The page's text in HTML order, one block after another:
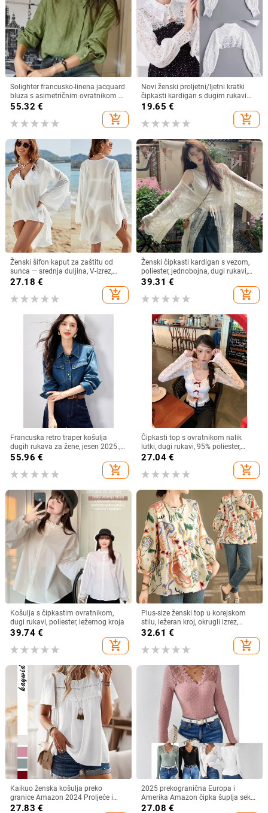
Solighter francusko-linena jacquard
bluza s asimetričnim ovratnikom za
žene, dugi rukavi, proljeće 2026
55.32 €
add_shopping_cart
Novi ženski proljetni/ljetni kratki
čipkasti kardigan s dugim rukavima
i lažnim ovratnikom, otporan na
19.65 €
add_shopping_cart
Ženski šifon kaput za zaštitu od
sunca — srednja duljina, V-izrez,
dugi rukav, široki kroj, 95% poliester
27.18 €
add_shopping_cart
Ženski čipkasti kardigan s vezom,
poliester, jednobojna, dugi rukavi,
dugi kroj
39.31 €
add_shopping_cart
Francuska retro traper košulja
dugih rukava za žene, jesen 2025.,
nova ležerna, elegantna, svestrana,
55.96 €
add_shopping_cart
Čipkasti top s ovratnikom nalik
lutki, dugi rukavi, 95% poliester,
kardigan stil, gradski stil
27.04€
add_shopping_cart
Košulja s čipkastim ovratnikom,
dugi rukavi, poliester, ležernog kroja
39.74€
add_shopping_cart
Plus-size ženski top u korejskom
stilu, ležeran kroj, okrugli izrez,
pamuk (70–80%), proljeće 2024
32.61 €
add_shopping_cart
Kaikuo ženska košulja preko
granice Amazon 2024 Proljeće i
ljeto Izvoz Ležerna jednobojna
27.83 €
2025 prekogranična Europa i
Amerika Amazon čipka šuplja seksi
ženska duga rukava čipka žakard
27.08 €